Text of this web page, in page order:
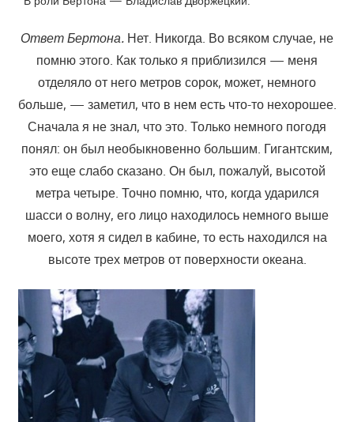
Ответ Бертона. Нет. Никогда. Во всяком случае, не
помню этого. Как только я приблизился — меня
отделяло от него метров сорок, может, немного
больше, — заметил, что в нем есть что-то нехорошее.
Сначала я не знал, что это. Только немного погодя
понял: он был необыкновенно большим. Гигантским,
это еще слабо сказано. Он был, пожалуй, высотой
метра четыре. Точно помню, что, когда ударился
шасси о волну, его лицо находилось немного выше
моего, хотя я сидел в кабине, то есть находился на
высоте трех метров от поверхности океана.